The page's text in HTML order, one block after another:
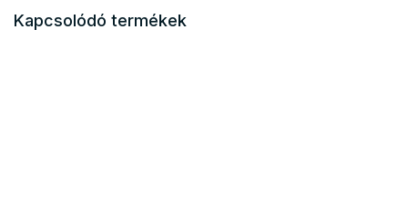
Kapcsolódó termékek